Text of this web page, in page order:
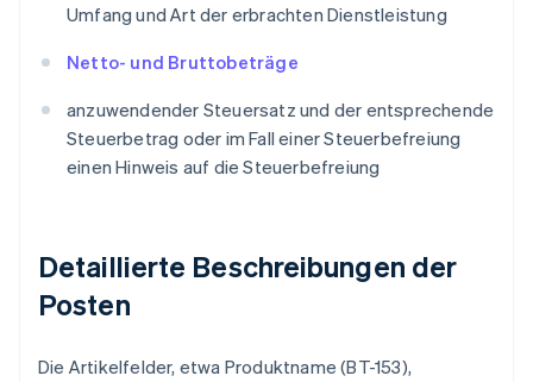
Umfang und Art der erbrachten Dienstleistung
Netto- und Bruttobeträge
anzuwendender Steuersatz und der entsprechende
Steuerbetrag oder im Fall einer Steuerbefreiung
einen Hinweis auf die Steuerbefreiung
Detaillierte Beschreibungen der
Posten
Die Artikelfelder, etwa Produktname (BT-153),